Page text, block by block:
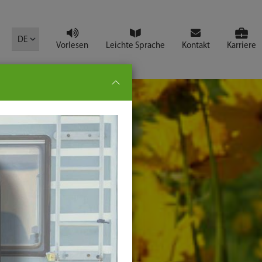
DE
Vorlesen Leichte Sprache Kontakt Karriere